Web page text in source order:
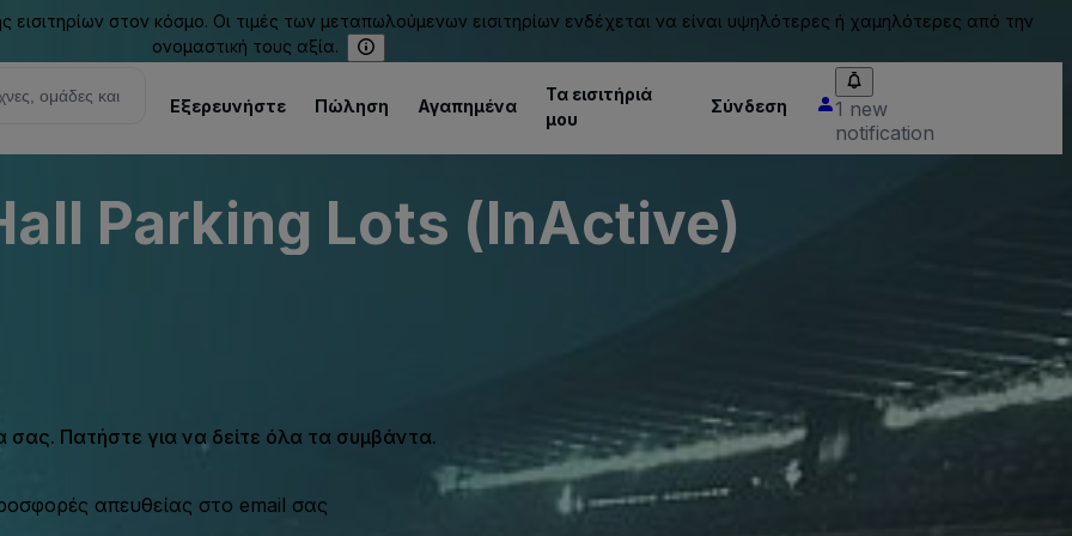
στον κόσμο. Οι τιμές των μεταπωλούμενων εισιτηρίων ενδέχεται να είναι υψηλότερες ή χαμηλότερες από την
ονομαστική τους αξία.
Εξερευνήστε Πώληση Αγαπημένα
Τα εισιτήριά
μου
Σύνδεση
1 new
notification
Parking Lots (InActive)
Πατήστε για να δείτε όλα τα συμβάντα.
απευθείας στο email σας